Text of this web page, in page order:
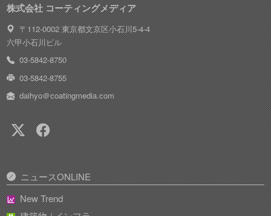
株式会社 コーティングメディア
〒112-0002 東京都文京区小石川5-4-4
六甲小石川ビル
03-5842-8750
03-5842-8755
daihyo＠coatingmedia.com
ニュースONLINE
New Trend